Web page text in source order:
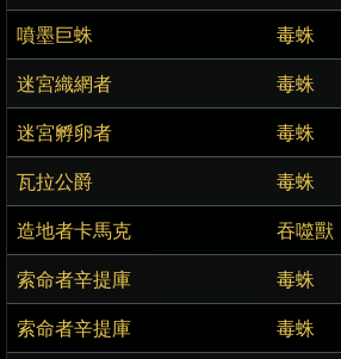
噴墨巨蛛
毒蛛
迷宮織網者
毒蛛
迷宮孵卵者
毒蛛
瓦拉公爵
毒蛛
造地者卡馬克
吞噬獸
索命者辛提庫
毒蛛
索命者辛提庫
毒蛛